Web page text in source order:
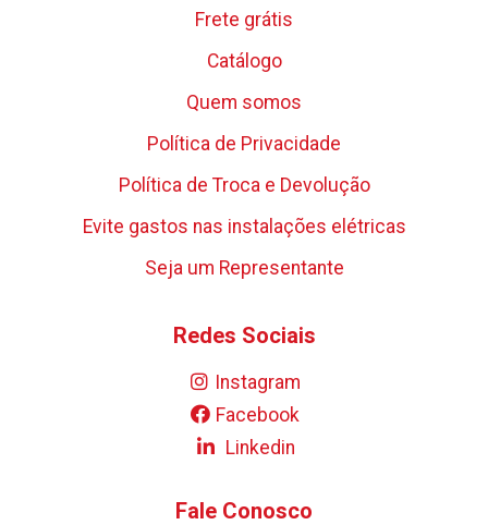
Frete grátis
Catálogo
Quem somos
Política de Privacidade
Política de Troca e Devolução
Evite gastos nas instalações elétricas
Seja um Representante
Redes Sociais
Instagram
Facebook
Linkedin
Fale Conosco